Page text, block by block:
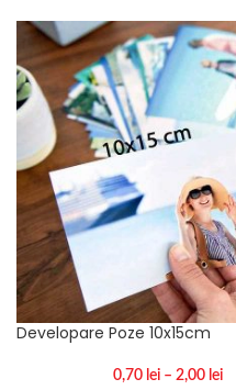
Developare Poze 10x15cm
0,70 lei – 2,00 lei